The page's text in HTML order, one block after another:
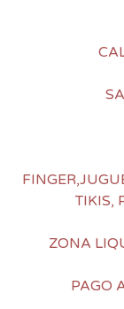
TIKIS,
ZONA
PAGO